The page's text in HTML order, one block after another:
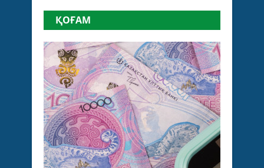
ҚОҒАМ